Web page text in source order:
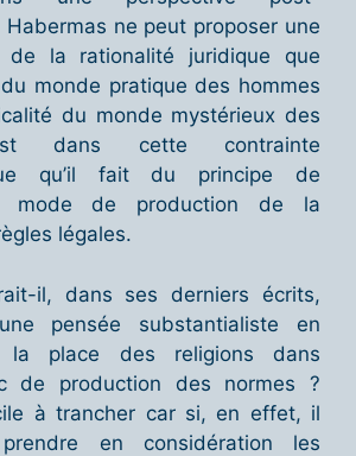
Habermas ne peut proposer une
de la rationalité juridique que
du monde pratique des hommes
du monde mystérieux des
dans cette contrainte
qu’il fait du principe de
mode de production de la
légales.
il, dans ses derniers écrits,
pensée substantialiste en
la place des religions dans
de production des normes ?
à trancher car si, en effet, il
en considération les